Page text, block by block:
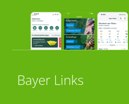
Bayer Links